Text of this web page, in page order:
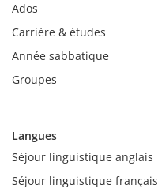
Ados
Carrière & études
Année sabbatique
Groupes
Langues
Séjour linguistique anglais
Séjour linguistique français